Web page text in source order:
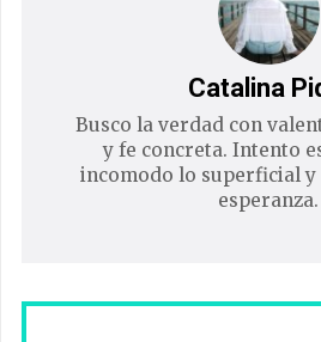
Catalina
Busco la verdad con
y fe concreta. Intento
incomodo lo superficial y
esperanza.